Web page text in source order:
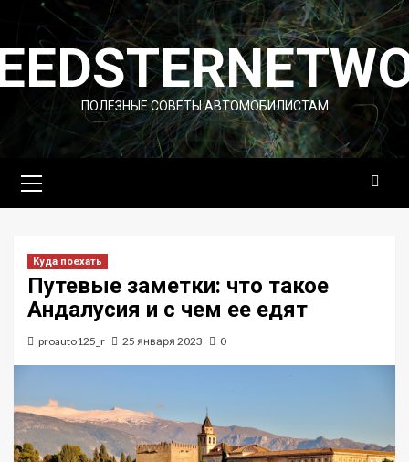
Перейти
содержимому
ПОЛЕЗНЫЕ СОВЕТЫ АВТОМОБИЛИСТАМ
меню
Куда поехать
Путевые заметки: что такое
Андалусия и с чем ее едят
proauto125_r 25 января 2023 0